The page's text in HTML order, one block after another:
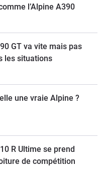
l’Alpine A390
GT va vite mais pas
les situations
elle une vraie Alpine ?
R Ultime se prend
de compétition